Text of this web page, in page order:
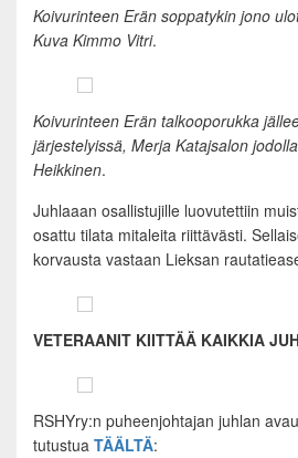
Koivurinteen Erän soppatykin jono
Kuva Kimmo Vitri.
Koivurinteen Erän talkooporukka
järjestelyissä, Merja Katajsalon
Heikkinen.
Juhlaaan osallistujille luovutettiin
osattu tilata mitaleita riittävästi.
korvausta vastaan Lieksan
VETERAANIT KIITTÄÄ KAIKKIA
RSHYry:n puheenjohtajan juhlan
tutustua TÄÄLTÄ: